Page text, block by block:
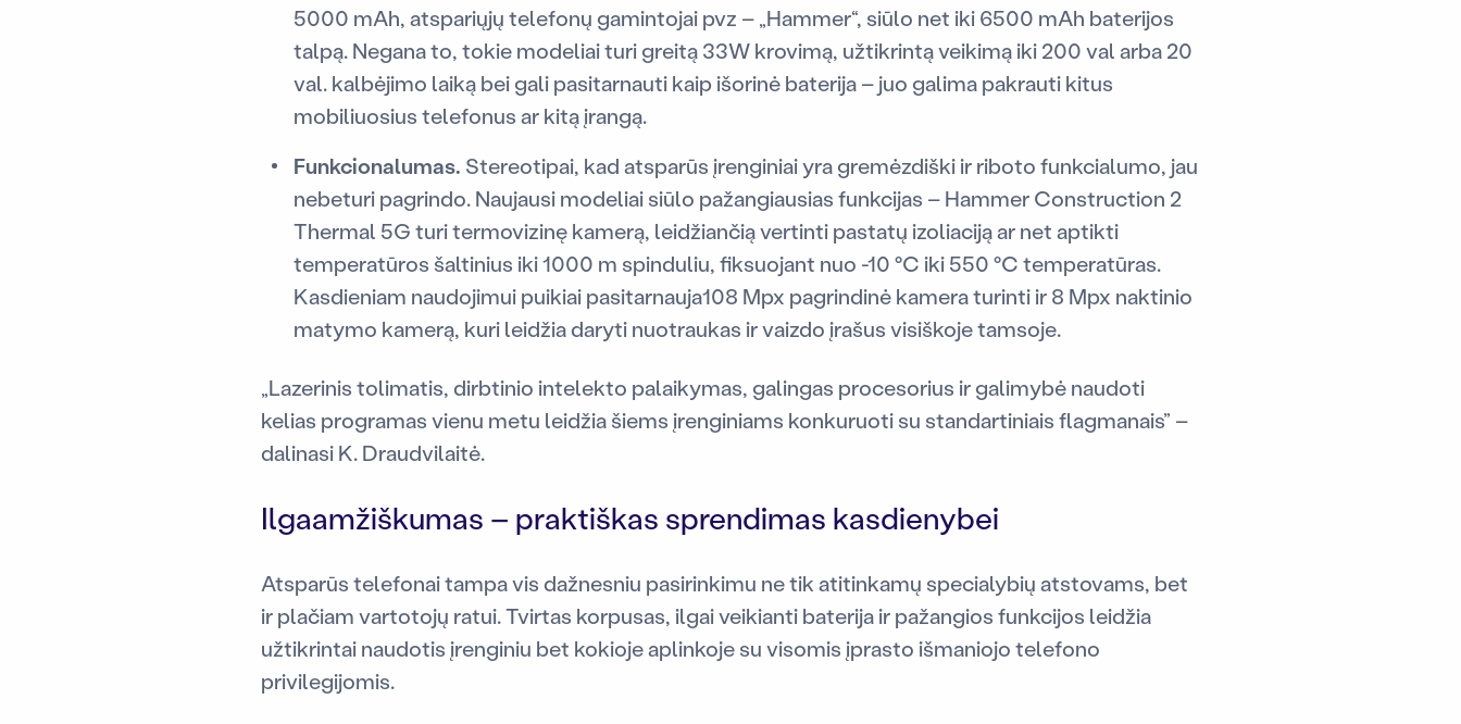
5000 mAh, atspariųjų telefonų gamintojai pvz – „Hammer“, siūlo net iki 6500 mAh baterijos
talpą. Negana to, tokie modeliai turi greitą 33W krovimą, užtikrintą veikimą iki 200 val arba 20
val. kalbėjimo laiką bei gali pasitarnauti kaip išorinė baterija – juo galima pakrauti kitus
mobiliuosius telefonus ar kitą įrangą.
Funkcionalumas. Stereotipai, kad atsparūs įrenginiai yra gremėzdiški ir riboto funkcialumo, jau
nebeturi pagrindo. Naujausi modeliai siūlo pažangiausias funkcijas – Hammer Construction 2
Thermal 5G turi termovizinę kamerą, leidžiančią vertinti pastatų izoliaciją ar net aptikti
temperatūros šaltinius iki 1000 m spinduliu, fiksuojant nuo -10 °C iki 550 °C temperatūras.
Kasdieniam naudojimui puikiai pasitarnauja108 Mpx pagrindinė kamera turinti ir 8 Mpx naktinio
matymo kamerą, kuri leidžia daryti nuotraukas ir vaizdo įrašus visiškoje tamsoje.
„Lazerinis tolimatis, dirbtinio intelekto palaikymas, galingas procesorius ir galimybė naudoti
kelias programas vienu metu leidžia šiems įrenginiams konkuruoti su standartiniais flagmanais” –
dalinasi K. Draudvilaitė.
Ilgaamžiškumas – praktiškas sprendimas kasdienybei
Atsparūs telefonai tampa vis dažnesniu pasirinkimu ne tik atitinkamų specialybių atstovams, bet
ir plačiam vartotojų ratui. Tvirtas korpusas, ilgai veikianti baterija ir pažangios funkcijos leidžia
užtikrintai naudotis įrenginiu bet kokioje aplinkoje su visomis įprasto išmaniojo telefono
privilegijomis.